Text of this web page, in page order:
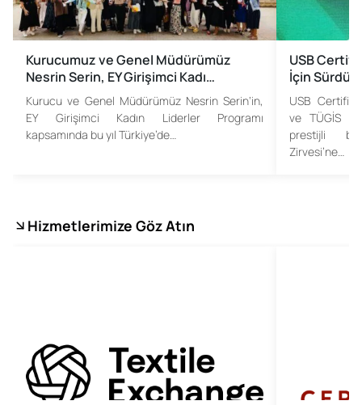
Kurucumuz ve Genel Müdürümüz
Nesrin Serin, EY Girişimci Kadı…
Kurucu ve Genel Müdürümüz Nesrin Serin‘in,
EY Girişimci Kadın Liderler Programı
kapsamında bu yıl Türkiye’de…
USB
İçin Sürdü…
USB
ve TÜGİS iş
prestijli
Zirvesi’ne…
Hizmetlerimize Göz Atın